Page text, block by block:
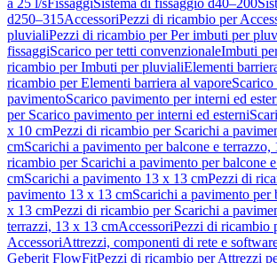
a 25 l/sFissaggiSistema di fissaggio d40–200
d250–315AccessoriPezzi di ricambio per
pluvialiPezzi di ricambio per Per imbuti per
fissaggiScarico per tetti convenzionaleImbuti
ricambio per Imbuti per pluvialiElementi
ricambio per Elementi barriera al vaporeScarico
pavimentoScarico pavimento per interni ed
per Scarico pavimento per interni ed esterni
x 10 cmPezzi di ricambio per Scarichi a
cmScarichi a pavimento per balcone e terrazzo,
ricambio per Scarichi a pavimento per balcone
cmScarichi a pavimento 13 x 13 cmPezzi di
pavimento 13 x 13 cmScarichi a pavimento per
x 13 cmPezzi di ricambio per Scarichi a
terrazzi, 13 x 13 cmAccessoriPezzi di ricambio
AccessoriAttrezzi, componenti di rete e
Geberit FlowFitPezzi di ricambio per Attrezzi